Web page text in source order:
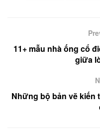
11+ mẫu nhà ống cổ
giữa
Những bộ bản vẽ kiến